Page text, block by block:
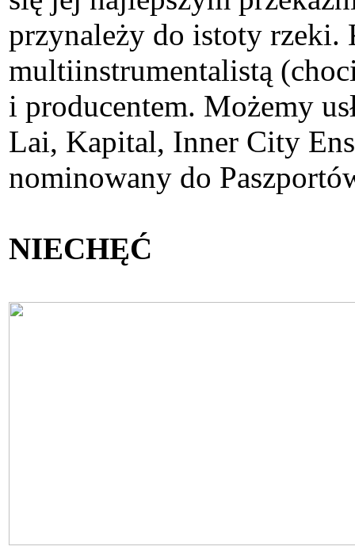
przynależy do istoty rzeki.
multiinstrumentalistą
i producentem. Możemy
Lai, Kapital, Inner City
nominowany do
NIECHĘĆ